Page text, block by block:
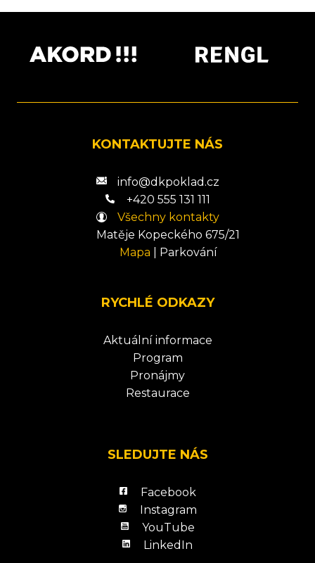
KONTAKTUJTE NÁS
info@dkpoklad.cz
+420 555 131 111
Všechny kontakty
Matěje Kopeckého 675/21
Mapa
Parkování
RYCHLÉ ODKAZY
Aktuální informace
Program
Pronájmy
Restaurace
SLEDUJTE NÁS
Facebook
Instagram
YouTube
LinkedIn